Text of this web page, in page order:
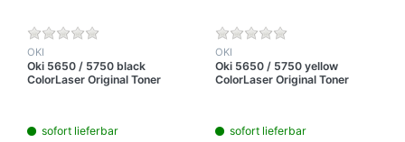
OKI
Oki 5650 / 5750 black
ColorLaser Original Toner
sofort lieferbar
OKI
Oki 5650 / 5750 yellow
ColorLaser Original Toner
sofort lieferbar